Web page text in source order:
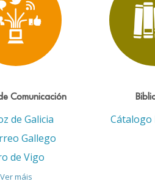
Comunicación
de Galicia
Gallego
de Vigo
Ver máis
Cátalogo